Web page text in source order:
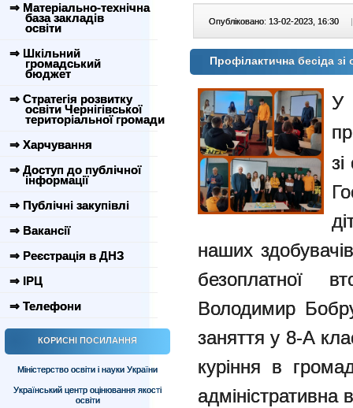
⇒ Матеріально-технічна
база закладів
освіти
⇒ Шкільний
громадський
бюджет
⇒ Стратегія розвитку
освіти Чернігівської
територіальної громади
⇒ Харчування
⇒ Доступ до публічної
інформації
⇒ Публічні закупівлі
⇒ Вакансії
⇒ Реєстрація в ДНЗ
⇒ ІРЦ
⇒ Телефони
КОРИСНІ ПОСИЛАННЯ
Міністерство освіти і науки України
Український центр оцінювання якості
освіти
Опубліковано: 13-02-2023, 16:30 |
Профілактична бесіда
У
наших
безоплатної
Володимир
заняття у 8-А
куріння в
адміністративна